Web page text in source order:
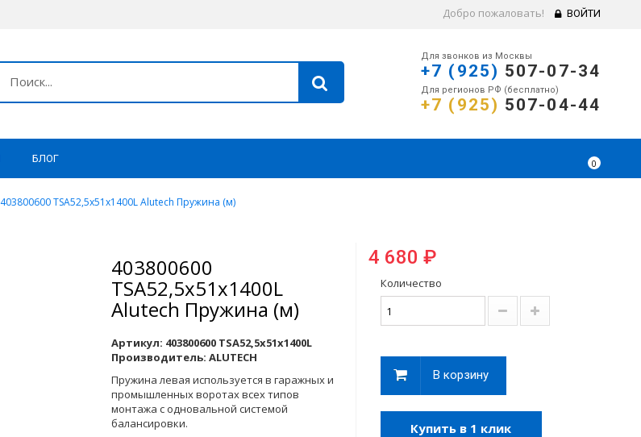
Добро пожаловать! ВОЙТИ
Для звонков из Москвы
+7 (925) 507-07-34
Для регионов РФ (бесплатно)
+7 (925) 507-04-44
0
БЛОГ
403800600 TSA52,5x51x1400L Alutech Пружина (м)
403800600
TSA52,5x51x1400L
Alutech Пружина (м)
Артикул: 403800600 TSA52,5x51x1400L
Производитель: ALUTECH
Пружина левая используется в гаражных и
промышленных воротах всех типов
монтажа с одновальной системой
балансировки.
4 680 ₽
Количество
В корзину
Купить в 1 клик